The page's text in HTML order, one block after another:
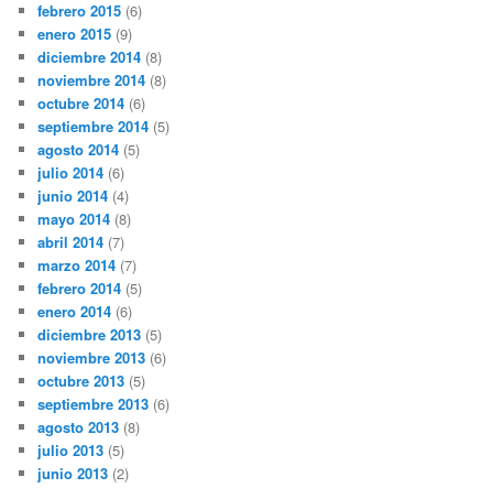
febrero 2015 (6)
enero 2015 (9)
diciembre 2014 (8)
noviembre 2014 (8)
octubre 2014 (6)
septiembre 2014 (5)
agosto 2014 (5)
julio 2014 (6)
junio 2014 (4)
mayo 2014 (8)
abril 2014 (7)
marzo 2014 (7)
febrero 2014 (5)
enero 2014 (6)
diciembre 2013 (5)
noviembre 2013 (6)
octubre 2013 (5)
septiembre 2013 (6)
agosto 2013 (8)
julio 2013 (5)
junio 2013 (2)